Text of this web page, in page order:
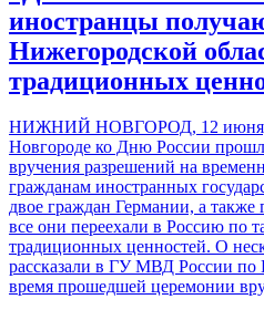
иностранцы
Нижегородской
традиционных
НИЖНИЙ НОВГОРОД, 12 июня,
Новгороде ко Дню России
вручения разрешений на
гражданам иностранных
двое граждан Германии, а
все они переехали в Россию по
традиционных ценностей. О
рассказали в ГУ МВД России по
время прошедшей церемонии